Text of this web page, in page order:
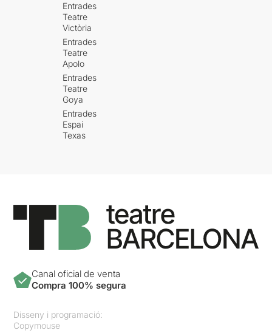
Entrades
Teatre
Victòria
Entrades
Teatre
Apolo
Entrades
Teatre
Goya
Entrades
Espai
Texas
Canal oficial de venta
Compra 100% segura
Disseny i programació:
Copymouse